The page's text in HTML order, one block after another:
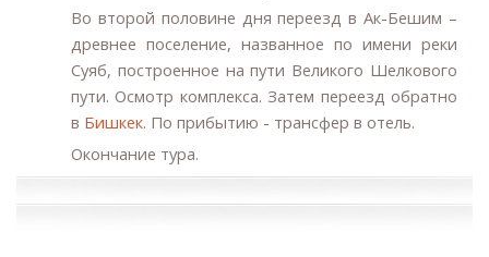
Во второй половине дня переезд в Ак-Бешим –
древнее поселение, названное по имени реки
Суяб, построенное на пути Великого Шелкового
пути. Осмотр комплекса. Затем переезд обратно
в Бишкек. По прибытию - трансфер в отель.
Окончание тура.